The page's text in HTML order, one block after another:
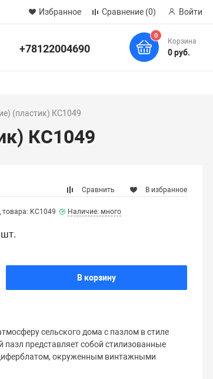
Избранное Сравнение (0) Войти
+78122004690
0
Корзина
0 руб.
(пластик) КC1049
КC1049
Сравнить В избранное
товара: KC1049 Наличие: много
В корзину
сельского дома с пазлом в стиле
пазл представляет собой стилизованные
окруженным винтажными